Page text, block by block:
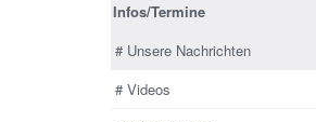
Infos/Termine
# Unsere Nachrichten
# Videos